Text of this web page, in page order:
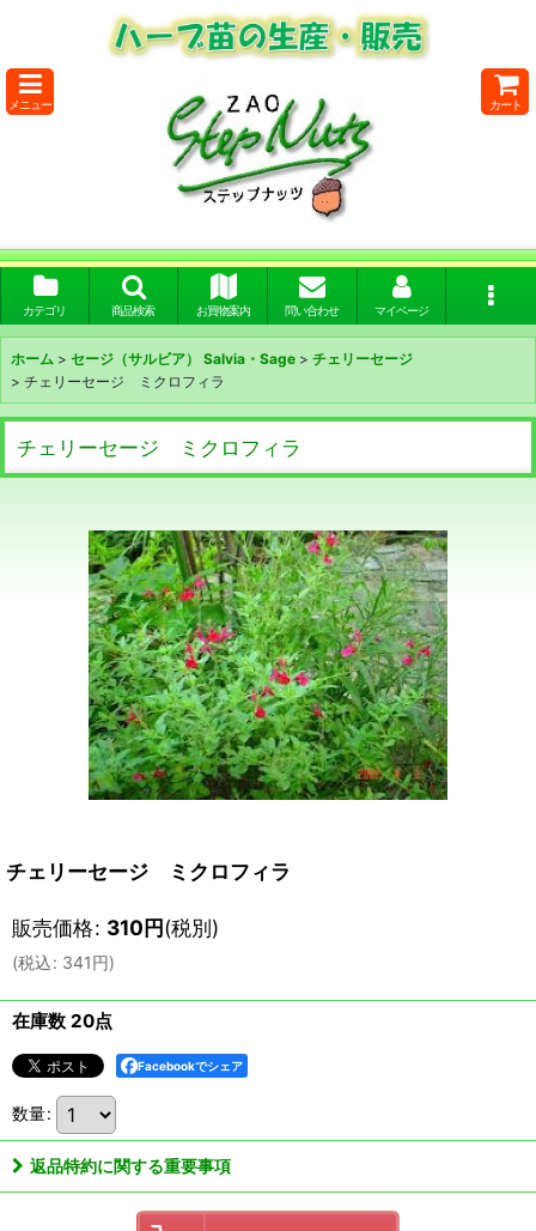
メニュー カート
カテゴリ 商品検索 お買物案内 問い合わせ マイページ
ホーム > セージ（サルビア） Salvia・Sage > チェリーセージ
> チェリーセージ ミクロフィラ
チェリーセージ ミクロフィラ
チェリーセージ ミクロフィラ
販売価格: 310円(税別)
(税込: 341円)
在庫数 20点
Facebookでシェア
数量:
返品特約に関する重要事項